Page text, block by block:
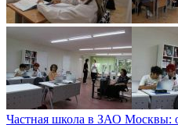
Частная школа в ЗАО Москвы: